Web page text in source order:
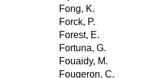
Fong, K.
Forck, P.
Forest, E.
Fortuna, G.
Fouaidy, M.
Fougeron, C.